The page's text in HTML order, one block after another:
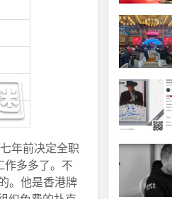
年前决定全职
作多多了。不
。他是香港牌